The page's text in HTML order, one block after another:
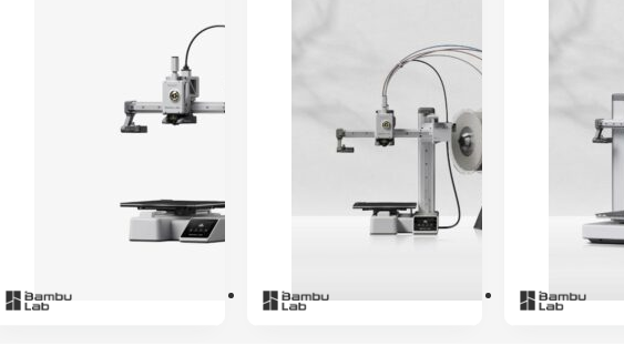
RECONDICIONADA
– Impressora 3D
Classificado
com5.00
com base em
1.667,66
Classificado
com
5 com base
em4
classificações
de clientes
250,29